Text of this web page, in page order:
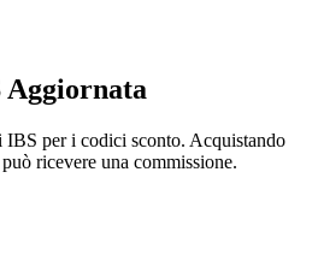
Aggiornata
per i codici sconto. Acquistando
ricevere una commissione.